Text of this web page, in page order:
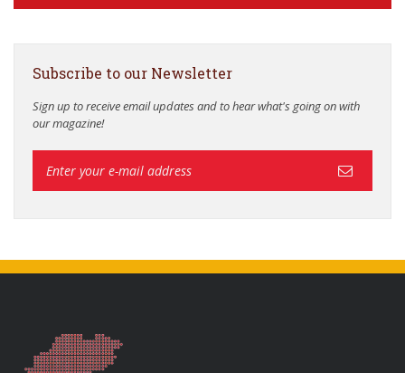
Subscribe to our Newsletter
Sign up to receive email updates and to hear what's going on with
our magazine!